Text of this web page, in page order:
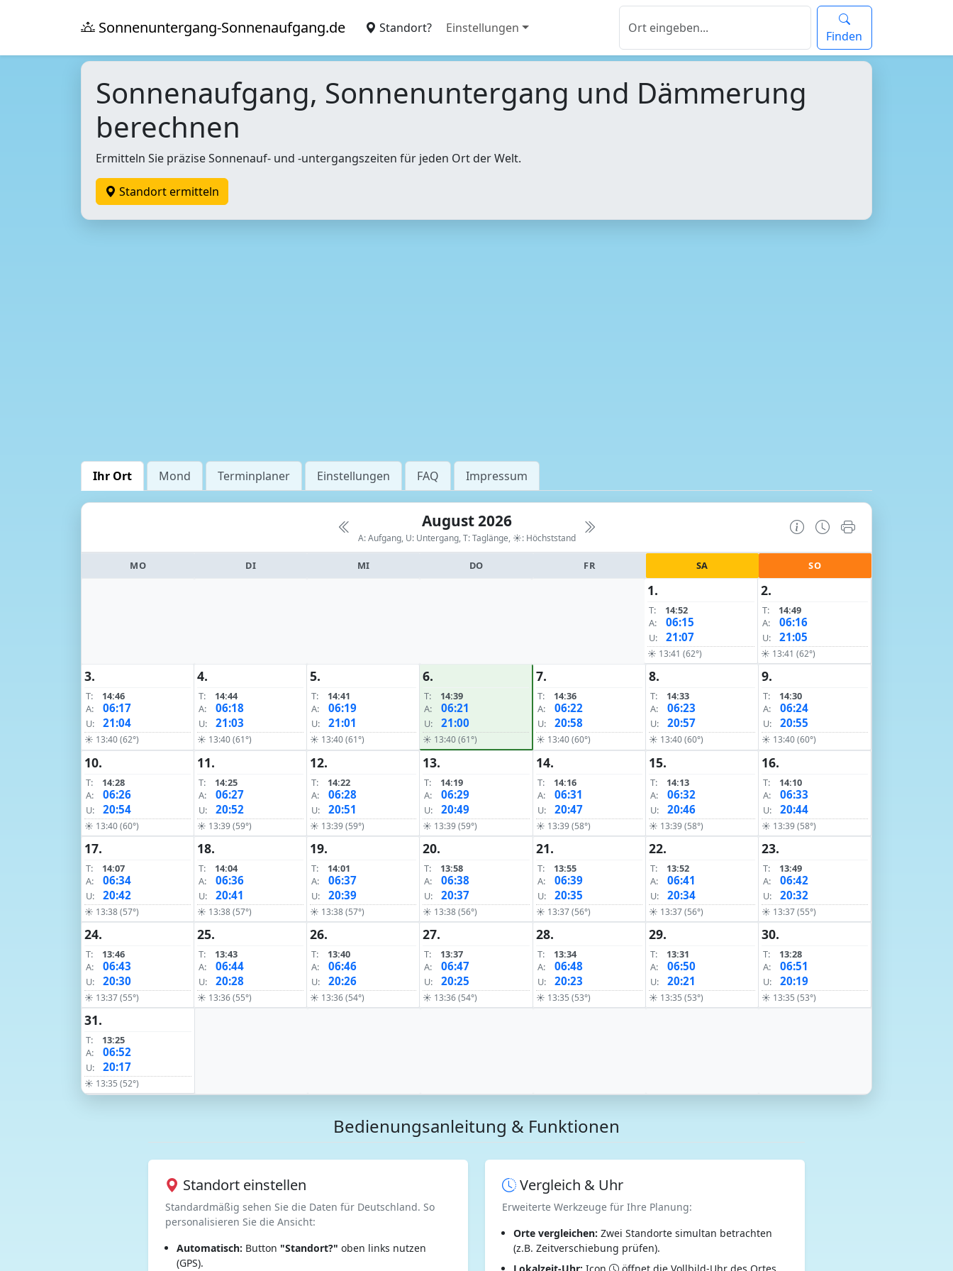
Sonnenuntergang-Sonnenaufgang.de Standort? Einstellungen
Finden
Sonnenaufgang, Sonnenuntergang und Dämmerung
berechnen
Ermitteln Sie präzise Sonnenauf- und -untergangszeiten für jeden Ort der Welt.
Standort ermitteln
Ihr Ort Mond Terminplaner Einstellungen FAQ Impressum
August 2026
A: Aufgang, U: Untergang, T: Taglänge, ☀: Höchststand
MO DI MI DO FR SA SO
1.
T:
14:52
A:
06:15
U: 21:07
☀ 13:41 (62°)
2.
T:
14:49
A:
06:16
U: 21:05
☀ 13:41 (62°)
3.
T:
14:46
A:
06:17
U: 21:04
☀ 13:40 (62°)
4.
T:
14:44
A:
06:18
U: 21:03
☀ 13:40 (61°)
5.
T:
14:41
A:
06:19
U: 21:01
☀ 13:40 (61°)
6.
T:
14:39
A:
06:21
U: 21:00
☀ 13:40 (61°)
7.
T:
14:36
A:
06:22
U: 20:58
☀ 13:40 (60°)
8.
T:
14:33
A:
06:23
U: 20:57
☀ 13:40 (60°)
9.
T:
14:30
A:
06:24
U: 20:55
☀ 13:40 (60°)
10.
T:
14:28
A:
06:26
U: 20:54
☀ 13:40 (60°)
11.
T:
14:25
A:
06:27
U: 20:52
☀ 13:39 (59°)
12.
T:
14:22
A:
06:28
U: 20:51
☀ 13:39 (59°)
13.
T:
14:19
A:
06:29
U: 20:49
☀ 13:39 (59°)
14.
T:
14:16
A:
06:31
U: 20:47
☀ 13:39 (58°)
15.
T:
14:13
A:
06:32
U: 20:46
☀ 13:39 (58°)
16.
T:
14:10
A:
06:33
U: 20:44
☀ 13:39 (58°)
17.
T:
14:07
A:
06:34
U: 20:42
☀ 13:38 (57°)
18.
T:
14:04
A:
06:36
U: 20:41
☀ 13:38 (57°)
19.
T:
14:01
A:
06:37
U: 20:39
☀ 13:38 (57°)
20.
T:
13:58
A:
06:38
U: 20:37
☀ 13:38 (56°)
21.
T:
13:55
A:
06:39
U: 20:35
☀ 13:37 (56°)
22.
T:
13:52
A:
06:41
U: 20:34
☀ 13:37 (56°)
23.
T:
13:49
A:
06:42
U: 20:32
☀ 13:37 (55°)
24.
T:
13:46
A:
06:43
U: 20:30
☀ 13:37 (55°)
25.
T:
13:43
A:
06:44
U: 20:28
☀ 13:36 (55°)
26.
T:
13:40
A:
06:46
U: 20:26
☀ 13:36 (54°)
27.
T:
13:37
A:
06:47
U: 20:25
☀ 13:36 (54°)
28.
T:
13:34
A:
06:48
U: 20:23
☀ 13:35 (53°)
29.
T:
13:31
A:
06:50
U: 20:21
☀ 13:35 (53°)
30.
T:
13:28
A:
06:51
U: 20:19
☀ 13:35 (53°)
31.
T:
13:25
A:
06:52
U: 20:17
☀ 13:35 (52°)
Bedienungsanleitung & Funktionen
Standort einstellen
Standardmäßig sehen Sie die Daten für Deutschland. So
personalisieren Sie die Ansicht:
Automatisch: Button "Standort?" oben links nutzen
(GPS).
Vergleich & Uhr
Erweiterte Werkzeuge für Ihre Planung:
Orte vergleichen: Zwei Standorte simultan betrachten
(z.B. Zeitverschiebung prüfen).